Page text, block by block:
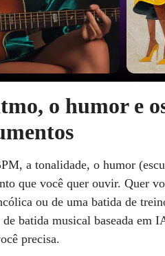
o humor e
a tonalidade, o humor
que você quer ouvir. Quer
ou de uma batida de
batida musical baseada em
precisa.